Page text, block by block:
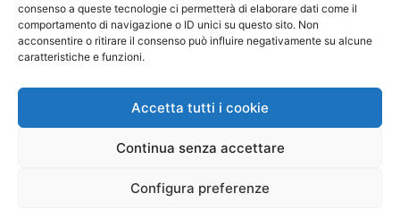
consenso a queste tecnologie ci permetterà di elaborare dati come il
comportamento di navigazione o ID unici su questo sito. Non
acconsentire o ritirare il consenso può influire negativamente su alcune
caratteristiche e funzioni.
Accetta tutti i cookie
Continua senza accettare
Configura preferenze
Copyright © 2025 Fondazione Umbria per la prevenzione dell’Usura
E.T.S – C.F. 94065530548
Privacy Policy Cookies Policy